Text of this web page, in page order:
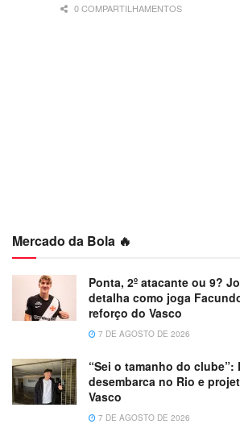
0 COMPARTILHAMENTOS
Mercado da Bola 🔥
Ponta, 2º atacante ou 9?
detalha como joga
reforço do Vasco
7 DE AGOSTO DE 2026
“Sei o tamanho do
desembarca no Rio e
Vasco
7 DE AGOSTO DE 2026